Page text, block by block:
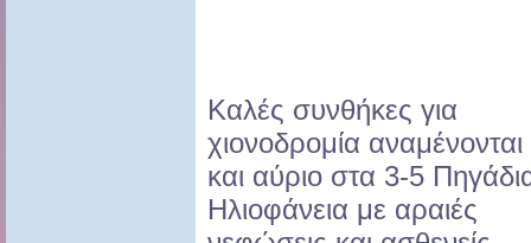
Καλές συνθήκες για
χιονοδρομία αναμένονται
και αύριο στα 3-5
Ηλιοφάνεια με αραιές